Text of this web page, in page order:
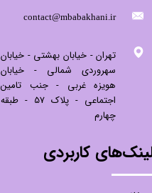
​contact@mbabakhani.ir​​​​​​​
تهران - خیابان بهشتی - خیابان
سهروردی شمالی - خیابان
هویزه غربی - جنب تامین
اجتماعی - پلاک 57 - طبقه
چهارم
کاربردی